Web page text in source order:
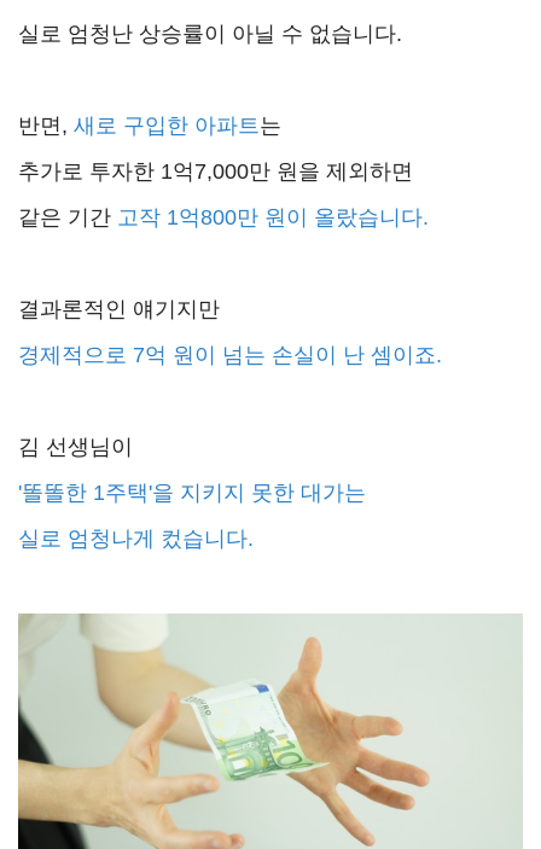
실로 엄청난 상승률이 아닐 수 없습니다.
반면, 새로 구입한 아파트 는
추가로 투자한 1억7,000만 원을 제외하면
같은 기간 고작 1억800만 원이 올랐습니다.
결과론적인 얘기지만
경제적으로 7억 원이 넘는 손실이 난 셈이죠.
김 선생님이
'똘똘한 1주택'을 지키지 못한 대가는
실로 엄청나게 컸습니다.